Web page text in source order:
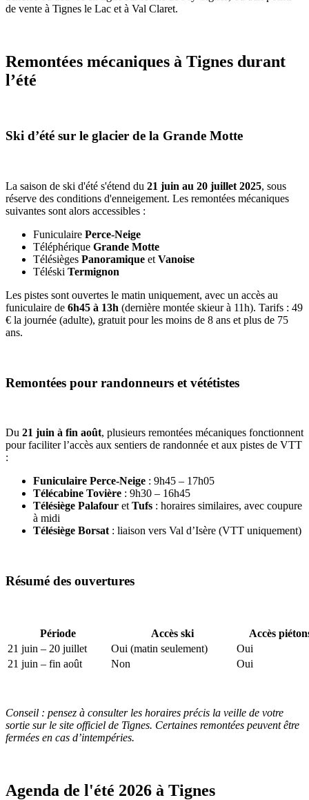
de vente à Tignes le Lac et à Val Claret.
Remontées mécaniques à Tignes durant
l’été
Ski d’été sur le glacier de la Grande Motte
La saison de ski d'été s'étend du 21 juin au 20 juillet 2025, sous
réserve des conditions d'enneigement. Les remontées mécaniques
suivantes sont alors accessibles :
Funiculaire Perce-Neige
Téléphérique Grande Motte
Télésièges Panoramique et Vanoise
Téléski Termignon
Les pistes sont ouvertes le matin uniquement, avec un accès au
funiculaire de 6h45 à 13h (dernière montée skieur à 11h). Tarifs : 49
€ la journée (adulte), gratuit pour les moins de 8 ans et plus de 75
ans.
Remontées pour randonneurs et vététistes
Du 21 juin à fin août, plusieurs remontées mécaniques fonctionnent
pour faciliter l’accès aux sentiers de randonnée et aux pistes de VTT
:
Funiculaire Perce-Neige : 9h45 – 17h05
Télécabine Tovière : 9h30 – 16h45
Télésiège Palafour etTufs : horaires similaires, avec coupure
à midi
Télésiège Borsat: liaison vers Val d’Isère (VTT uniquement)
Résumé des ouvertures
Période Accès ski
Accès
21 juin – 20 juillet
Oui (matin seulement)
Oui
21 juin – fin août
Non Oui
Conseil : pensez à consulter les horaires précis la veille de votre
sortie sur le site officiel de Tignes. Certaines remontées peuvent être
fermées en cas d’intempéries.
Agenda de l'été 2026 à Tignes